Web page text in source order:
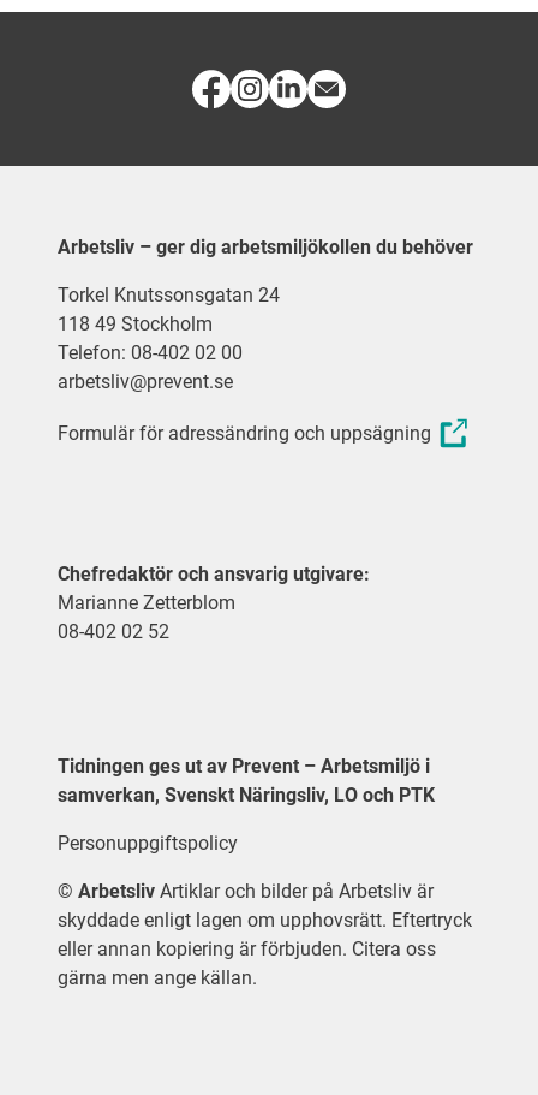
Arbetsliv – ger dig arbetsmiljökollen du behöver
Torkel Knutssonsgatan 24
118 49 Stockholm
Telefon: 08-402 02 00
arbetsliv@prevent.se
Formulär för adressändring och uppsägning
Chefredaktör och ansvarig utgivare:
Marianne Zetterblom
08-402 02 52
Tidningen ges ut av Prevent – Arbetsmiljö i
samverkan, Svenskt Näringsliv, LO och PTK
Personuppgiftspolicy
© Arbetsliv Artiklar och bilder på Arbetsliv är
skyddade enligt lagen om upphovsrätt. Eftertryck
eller annan kopiering är förbjuden. Citera oss
gärna men ange källan.